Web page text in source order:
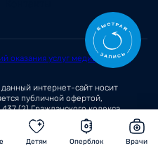
оказания услуг медицинскими
интернет-сайт носит
публичной офертой,
437 (2)Гражданского кодекса
Детям Оперблок Врачи